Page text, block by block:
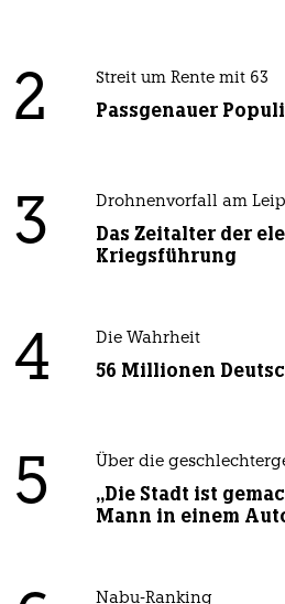
2
Streit um Rente mit 63
Passgenauer
3 Drohnenvorfall am
Das Zeitalter der
Kriegsführung
4 Die Wahrheit
56 Millionen
5 Über die
„Die Stadt ist
Mann in einem
Nabu-Ranking